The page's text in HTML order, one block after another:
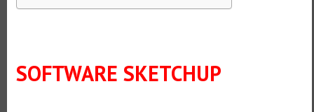
SOFTWARE SKETCHUP